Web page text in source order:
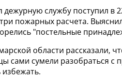
дежурную службу поступил в
пожарных расчета.
"постельные
области рассказали,
сами сумели разобраться
избежать.